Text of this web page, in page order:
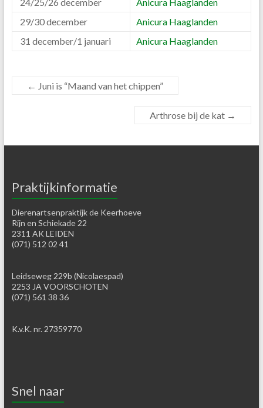
24/25/26 december
Anicura Haaglanden
29/30 december
Anicura Haaglanden
31 december/1 januari
Anicura Haaglanden
← Juni is “Maand van het chippen”
Arthrose bij de kat →
Praktijkinformatie
Dierenartsenpraktijk de Keerhoeve
Rijn en Schiekade 22
2311 AK LEIDEN
(071) 512 02 41
Leidseweg 229b (Nicolaespad)
2253 JA VOORSCHOTEN
(071) 561 38 36
K.v.K. nr. 27359770
Snel naar